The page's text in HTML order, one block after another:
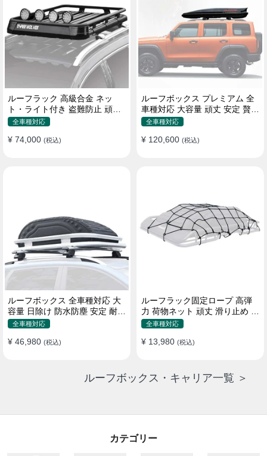
ルーフラック 高級合金 ネッ
ト・ライト付き 盗難防止 頑丈
安定 分離式 大容量 ベースキャ
全車種対応
¥ 74,000 (税込)
ルーフボックス プレミアム 全
車種対応 大容量 頑丈 安定 贅沢
使い心地 おしゃれ 多色 車用ラ
全車種対応
¥ 120,600 (税込)
ルーフボックス 全車種対応 大
容量 日除け 防水防塵 安定 耐久
使い便利 折畳式 車用ラゲッジ
全車種対応
¥ 46,980 (税込)
ルーフラック固定ロープ 高弾
力 荷物ネット 頑丈 滑り止め ス
トラップ付き ベースキャリア
全車種対応
¥ 13,980 (税込)
ルーフボックス・キャリア一覧 ＞
カテゴリー